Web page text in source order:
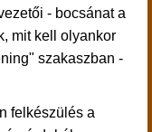
- bocsánat a
mit kell olyankor
szakaszban -
felkészülés a